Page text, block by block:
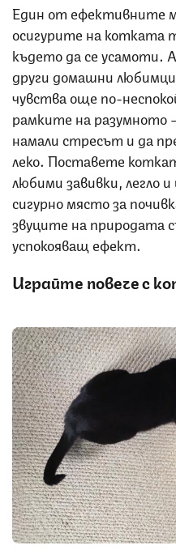
Един от ефективните
осигурите на котката
където да се усамоти.
други домашни
чувства още по-
рамките на разумното
намали стресът и да
леко. Поставете
любими завивки, легло
сигурно място за
звуците на природата
успокояващ ефект.
Играйте повече с